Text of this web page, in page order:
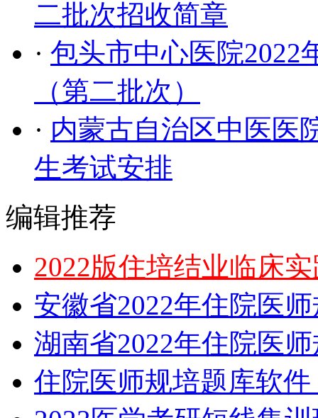
二批次招收简章
· 包头市中心医院2022
（第二批次）
· 内蒙古自治区中医医
生考试安排
编辑推荐
2022版住培结业临床
安徽省2022年住院医
湖南省2022年住院医
住院医师规培题库软